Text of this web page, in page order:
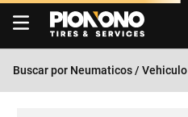
Buscar por Neumaticos / Vehiculo